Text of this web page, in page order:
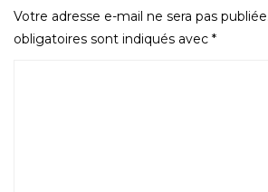
Votre adresse e-mail ne sera pas publiée.
obligatoires sont indiqués avec *